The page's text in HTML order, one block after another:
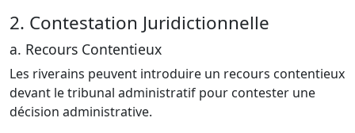
2. Contestation Juridictionnelle
a. Recours Contentieux
Les riverains peuvent introduire un recours contentieux
devant le tribunal administratif pour contester une
décision administrative.